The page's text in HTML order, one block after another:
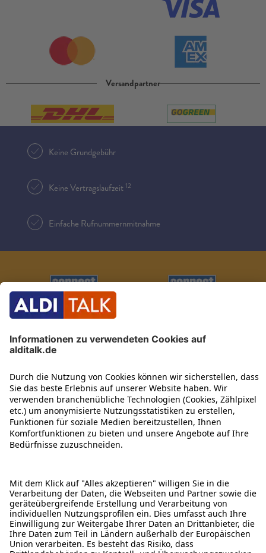
Versandpartner
Keine Grundgebühr
Keine Vertragslaufzeit12
Einfache Rufnummernmitnahme
ALDI TALK WEBSHOP
ALDI TALK MOBILFUNK